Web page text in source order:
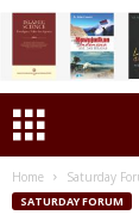
Home Saturday
SATURDAY FORUM